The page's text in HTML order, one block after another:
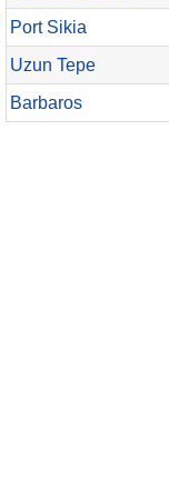
Port Sikia
Uzun Tepe
Barbaros